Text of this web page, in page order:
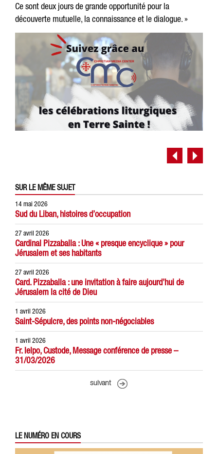
Ce sont deux jours de grande opportunité pour la
découverte mutuelle, la connaissance et le dialogue. »
SUR LE MÊME SUJET
14 mai 2026
Sud du Liban, histoires d’occupation
27 avril 2026
Cardinal Pizzaballa : Une « presque encyclique » pour
Jérusalem et ses habitants
27 avril 2026
Card. Pizzaballa : une invitation à faire aujourd’hui de
Jérusalem la cité de Dieu
1 avril 2026
Saint-Sépulcre, des points non-négociables
1 avril 2026
Fr. Ielpo, Custode, Message conférence de presse –
31/03/2026
suivant
LE NUMÉRO EN COURS